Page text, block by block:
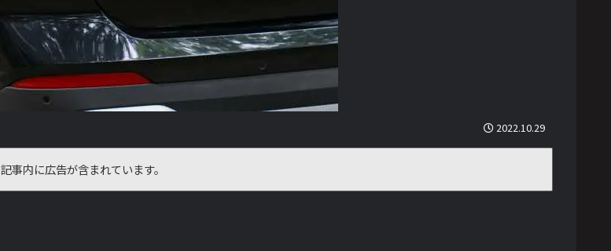
2022.10.29
記事内に広告が含まれています。